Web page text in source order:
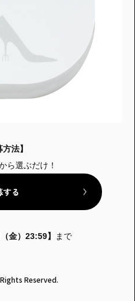
方法】
ら選ぶだけ！
する
金）23:59】 まで
Reserved.